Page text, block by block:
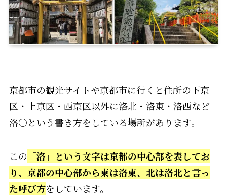
京都市の観光サイトや京都市に行くと住所の下京
区・上京区・西京区以外に洛北・洛東・洛西など
洛○という書き方をしている場所があります。
この 「洛」という文字は京都の中心部を表してお
り、京都の中心部から東は洛東、北は洛北と言っ
た呼び方をしています。